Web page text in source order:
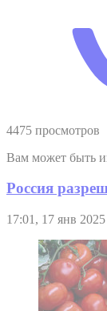
4475 просмотров
Вам может быть
Россия
17:01, 17 янв 2025